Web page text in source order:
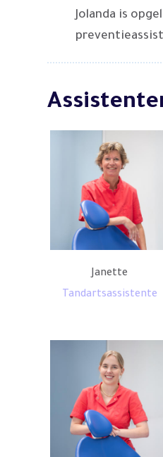
Jolanda is
Janette
Tandartsassistente